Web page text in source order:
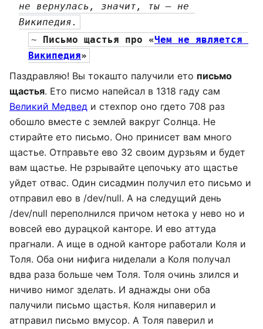
не вернулась, значит, ты — не
Википедия.
~
Письмо щастья про «Чем не является
Википедия»
Паздравляю! Вы токашто палучили ето письмо
щастья. Ето писмо напейсал в 1318 гаду сам
Великий Медвед и стехпор оно гдето 708 раз
обошло вместе с землей вакруг Солнца. Не
стирайте ето письмо. Оно принисет вам много
щастье. Отправьте ево 32 своим дурзьям и будет
вам щастье. Не рзрывайте цепочьку ато щастье
уйдет отвас. Один сисадмин получил ето письмо и
отправил ево в /dev/null. А на следущий день
/dev/null перeполнился причом нетока у нево но и
вовсей ево дурацкой канторе. И ево аттуда
прагнали. А ище в одной канторе работали Коля и
Толя. Оба они нифига ниделали а Коля получал
вдва раза больше чем Толя. Толя очинь злился и
ничиво нимог зделать. И аднажды они оба
палучили письмо щастья. Коля нипаверил и
атправил письмо вмусор. А Толя паверил и